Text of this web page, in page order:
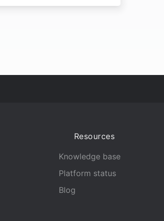
Resources
Knowledge base
Platform status
Blog